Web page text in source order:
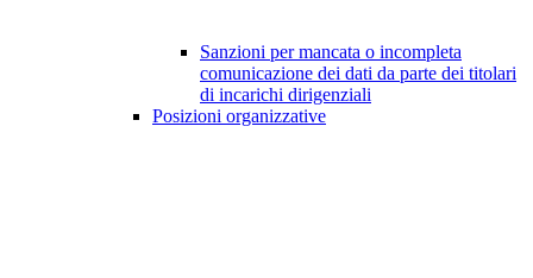
Sanzioni per mancata o incompleta
comunicazione dei dati da parte dei titolari
di incarichi dirigenziali
Posizioni organizzative